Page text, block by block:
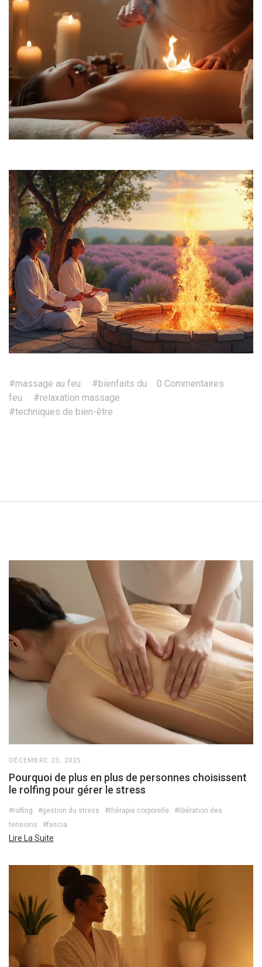
#massage au feu
#bienfaits du
feu
#relaxation massage
#techniques de bien-être
0 Commentaires
DÉCEMBRE 23, 2025
Pourquoi de plus en plus de personnes choisissent
le rolfing pour gérer le stress
#rolfing #gestion du stress #thérapie corporelle
#libération des
tensions
#fascia
Lire La Suite